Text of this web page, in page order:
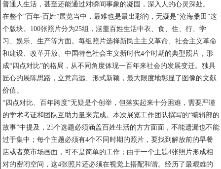
普通人生活，甚至还能通过对瞬间事象的凝固，深入人的心灵深处。
在整个“百年·百姓”展览当中，最难也是最出彩的，无疑是“沧海桑田”这
个版块。100张照片分为25组，涵盖百姓生活中衣、食、住、行、学
习、娱乐、生产等方面。每组照片选择新民主主义革命、社会主义革命
和建设、改革开放、中国特色社会主义新时代4个时期的典型照片，形
成“四点对比”的格局，从不同角度体现一百年来社会的发展变迁。独具
匠心的展陈思路，立意高远、形式新颖，最大限度地彰显了图像的文献
价值。
“四点对比、百年跨度”无疑是个创举，但落实起来十分困难，需要严谨
的学术考证和团队互助力量来完成。本次展览工作团队撰写的“编辑部的
故事”中提及，25个选题必须涵盖百姓生活的方方面面，不能遗漏也不能
过于集中；每个主题必须有4个不同时期的照片，要找到解放前的早餐
店或者菜市场画面，可不是简单的工作；由于一个主题4张照片形成相
对的密闭空间，这4张照片还必须在视觉上搭配和谐。经历了最艰难的